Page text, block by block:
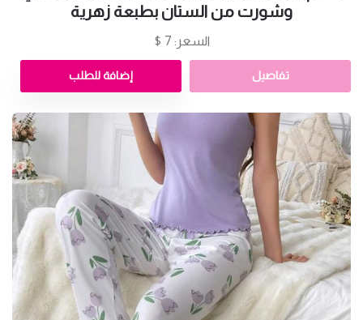
وشورت من الستان بطبعة زهرية
السعر: 7 $
تفاصيل إضافة للطلب